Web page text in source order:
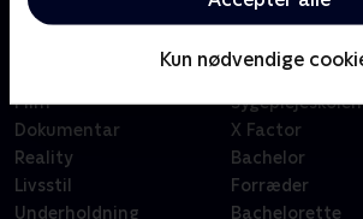
Kun nødvendige
Kategorier
Film
Dokumentar
Reality
Livsstil
Underholdning
Badehotellet
Sygeplejeskolen
X Factor
Bachelor
Forræder
Bachelorette